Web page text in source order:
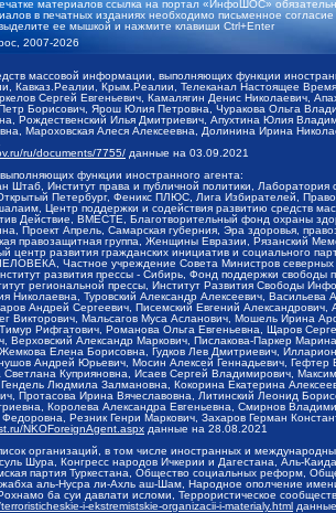
материалов ссылка на портал «ИнфоШОС»
в печатных изданиях необходимо письменное
ее мышкой и нажмите клавиши Ctrl+Enter
2007-2026
массовой информации, выполняющих функции
Кавказ.Реалии, Крым.Реалии, Телеканал Настоящее
Сергей Евгеньевич, Камалягин Денис Николаевич,
Борисович, Ярош Юлия Петровна, Чуракова Ольга
Рождественский Илья Дмитриевич, Апухтина Юлия
Мароховская Алеся Алексеевна, Долинина Ирина
ru/documents/7755/ данные на 03.09.2021
функции иностранного агента:
Штаб, Институт права и публичной политики,
Петербург, Феникс ПЛЮС, Лига Избирателей,
Центр поддержки и содействия развитию средств
Действие, ВМЕСТЕ, Благотворительный фонд охраны
Проект Апрель, Самарская губерния, Эра здоровья,
правозащитная группа, Женщины Евразии, Рязанский
центр развития гражданских инициатив и социального
Частное учреждение Совета Министров северных
развития прессы - Сибирь, Фонд поддержки
региональной прессы, Институт Развития Свободы
Николаевна, Туровский Александр Алексеевич,
Андрей Сергеевич, Писемский Евгений
Викторович, Мальсагов Муса Асланович, Мошель Ирина
Рифгатович, Романова Ольга Евгеньевна, Щаров
Верховский Александр Маркович, Пислакова-Паркер
Елена Борисовна, Гудков Лев Дмитриевич,
Андрей Юрьевич, Мосин Алексей Геннадьевич,
Куприяновна, Исаев Сергей Владимирович,
Людмила Залмановна, Кокорина Екатерина
Протасова Ирина Вячеславовна, Литинский Леонид
Королева Александра Евгеньевна, Смирнов
Резник Генри Маркович, Захаров Герман
NKOForeignAgent.aspx данные на 28.08.2021
организаций, в том числе иностранных и
Шура, Конгресс народов Ичкерии и Дагестана, Аль-
партия Туркестана, Общество социальных реформ,
аль-Нусра ли-Ахль аш-Шам, Народное ополчение
ба суи давлати исломи, Террористическое
i-ekstremistskie-organizacii-i-materialy.html